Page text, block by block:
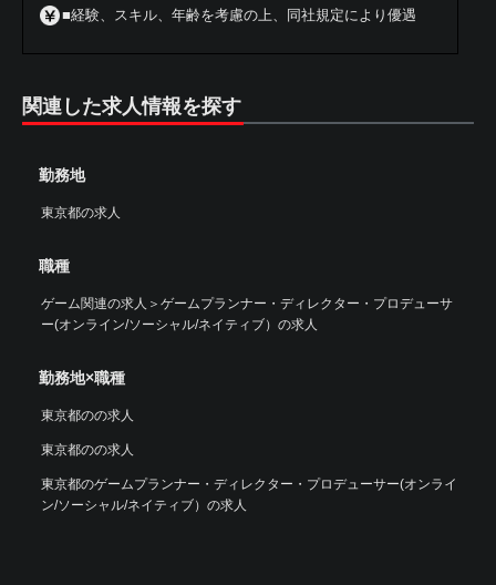
■経験、スキル、年齢を考慮の上、同社規定により優遇
関連した求人情報を探す
勤務地
東京都の求人
職種
ゲーム関連の求人 ＞ ゲームプランナー・ディレクター・プロデューサ
ー(オンライン/ソーシャル/ネイティブ）の求人
勤務地×職種
東京都のの求人
東京都のの求人
東京都のゲームプランナー・ディレクター・プロデューサー(オンライ
ン/ソーシャル/ネイティブ）の求人